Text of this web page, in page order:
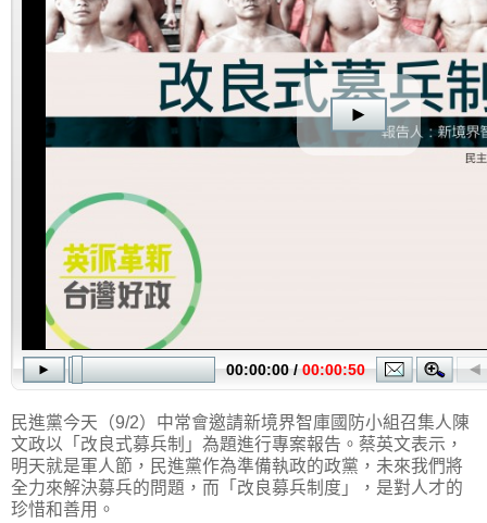
民進黨今天（9/2）中常會邀請新境界智庫國防小組召集人陳
文政以「改良式募兵制」為題進行專案報告。蔡英文表示，
明天就是軍人節，民進黨作為準備執政的政黨，未來我們將
全力來解決募兵的問題，而「改良募兵制度」，是對人才的
珍惜和善用。